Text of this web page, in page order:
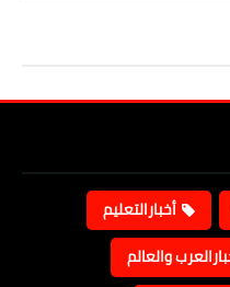
أخبارالتعليم
والعالم